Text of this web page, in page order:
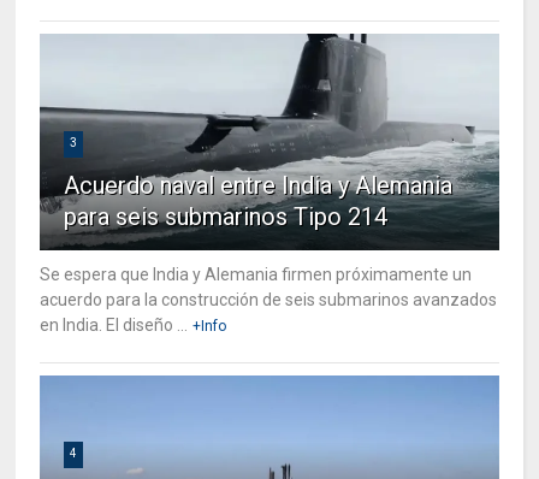
3
Acuerdo naval entre India y Alemania
para seis submarinos Tipo 214
Se espera que India y Alemania firmen próximamente un
acuerdo para la construcción de seis submarinos avanzados
en India. El diseño ...
+Info
4